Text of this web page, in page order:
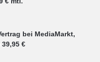
bei MediaMarkt,
€